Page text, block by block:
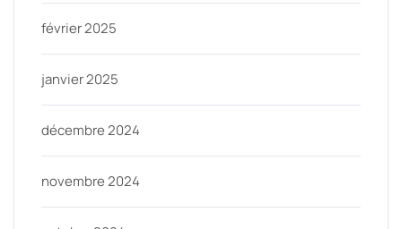
février 2025
janvier 2025
décembre 2024
novembre 2024